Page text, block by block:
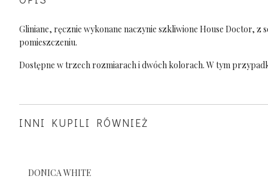
Gliniane, ręcznie wykonane naczynie szkliwione House Doctor, z
pomieszczeniu.
Dostępne w trzech rozmiarach i dwóch kolorach. W tym
INNI KUPILI RÓWNIEŻ
DONICA WHITE